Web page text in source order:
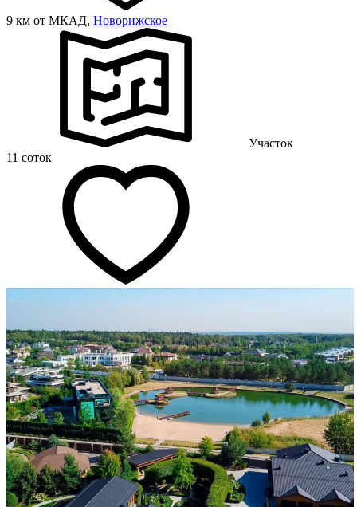
9 км от МКАД, Новорижское
Участок
11 соток